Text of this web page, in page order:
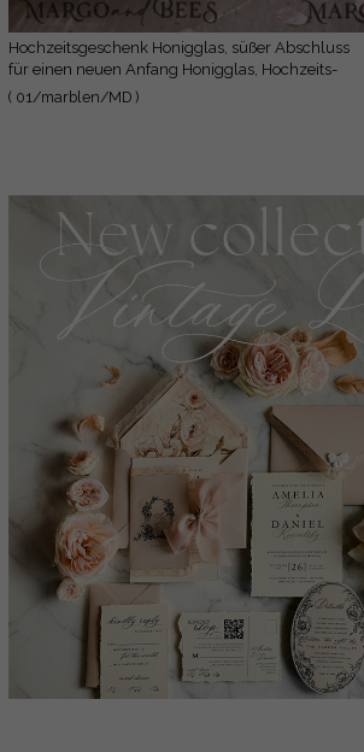
Hochzeitsgeschenk Honigglas, süßer Abschluss
für einen neuen Anfang Honigglas, Hochzeits-
Danke-Set
( 01/marblen/MD )